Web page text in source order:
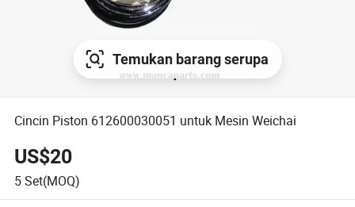
Temukan barang serupa
Cincin Piston 612600030051 untuk Mesin Weichai
US$20
5Set(MOQ)